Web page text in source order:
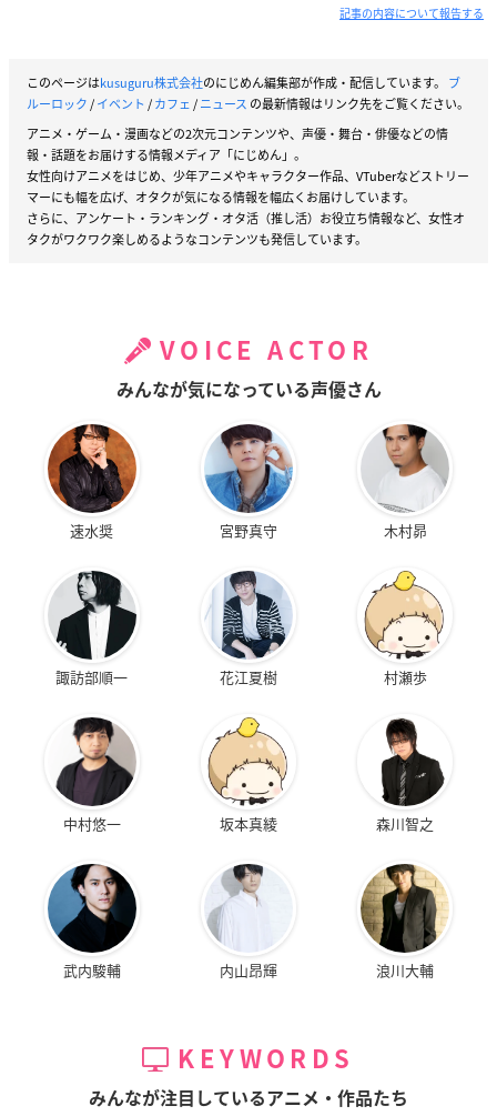
記事の内容について報告する
このページはkusuguru株式会社のにじめん編集部が作成・配信しています。 ブ
ルーロック/イベント /カフェ/ニュース の最新情報はリンク先をご覧ください。
アニメ・ゲーム・漫画などの2次元コンテンツや、声優・舞台・俳優などの情
報・話題をお届けする情報メディア「にじめん」。
女性向けアニメをはじめ、少年アニメやキャラクター作品、VTuberなどストリー
マーにも幅を広げ、オタクが気になる情報を幅広くお届けしています。
さらに、アンケート・ランキング・オタ活（推し活）お役立ち情報など、女性オ
タクがワクワク楽しめるようなコンテンツも発信しています。
VOICE ACTOR
みんなが気になっている声優さん
速水奨 宮野真守 木村昴
諏訪部順一 花江夏樹 村瀬歩
中村悠一 坂本真綾 森川智之
武内駿輔 内山昂輝 浪川大輔
KEYWORDS
みんなが注目しているアニメ・作品たち